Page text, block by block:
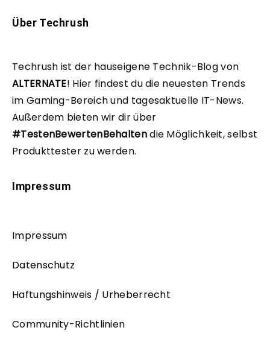
Über Techrush
Techrush ist der hauseigene Technik-Blog von
ALTERNATE! Hier findest du die neuesten Trends
im Gaming-Bereich und tagesaktuelle IT-News.
Außerdem bieten wir dir über
#TestenBewertenBehaltendie Möglichkeit, selbst
Produkttester zu werden.
Impressum
Impressum
Datenschutz
Haftungshinweis / Urheberrecht
Community-Richtlinien